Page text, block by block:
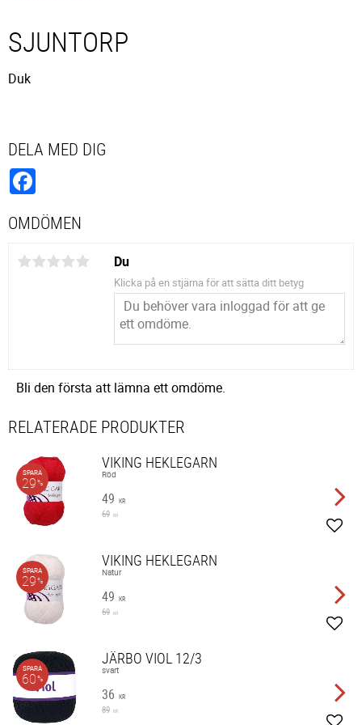
SJUNTORP
Duk
DELA MED DIG
OMDÖMEN
Du
Klicka på en stjärna för att sätta ditt betyg
Bli den första att lämna ett omdöme.
RELATERADE PRODUKTER
VIKING HEKLEGARN
Röd
49 KR
69 KR
SPARA
29%
VIKING HEKLEGARN
Natur
49 KR
69 KR
SPARA
29%
JÄRBO VIOL 12/3
svart
36 KR
89 KR
SPARA
60%